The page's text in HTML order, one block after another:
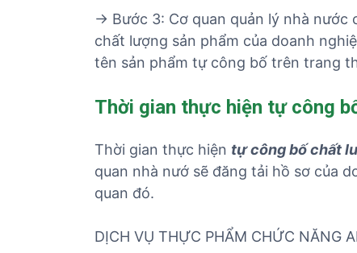
→ Bước 3: Cơ quan quản lý nhà nước
chất lượng sản phẩm của doanh
tên sản phẩm tự công bố trên trang
Thời gian thực hiện tự công
Thời gian thực hiện tự công bố chất
quan nhà nướ sẽ đăng tải hồ sơ của
quan đó.
DỊCH VỤ THỰC PHẨM CHỨC NĂNG